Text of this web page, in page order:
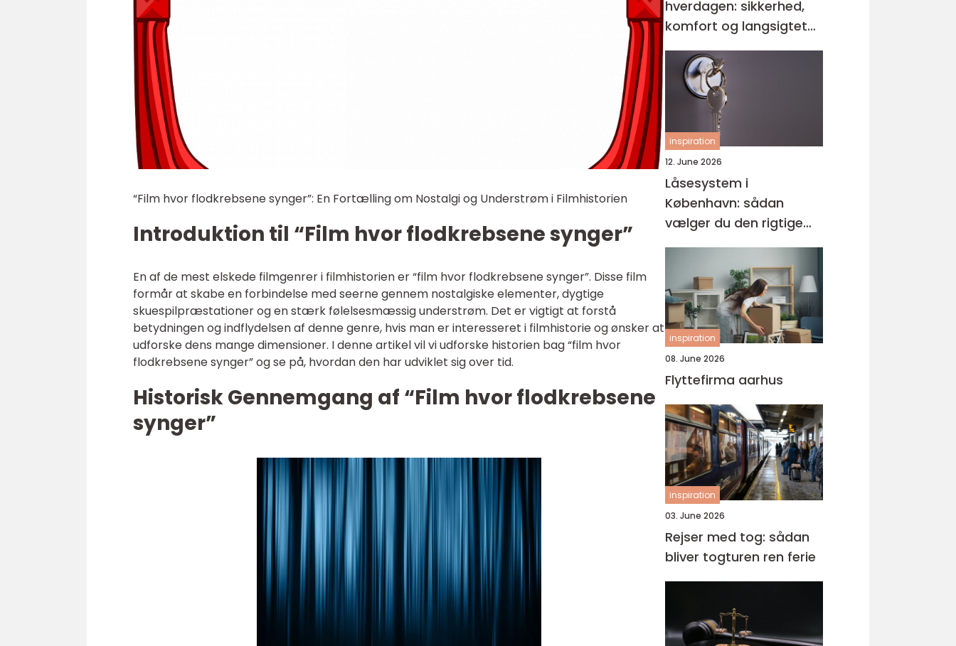
“Film hvor flodkrebsene synger”: En Fortælling om Nostalgi og Understrøm i Filmhistorien
Introduktion til “Film hvor flodkrebsene synger”
En af de mest elskede filmgenrer i filmhistorien er “film hvor flodkrebsene synger”. Disse film
formår at skabe en forbindelse med seerne gennem nostalgiske elementer, dygtige
skuespilpræstationer og en stærk følelsesmæssig understrøm. Det er vigtigt at forstå
betydningen og indflydelsen af denne genre, hvis man er interesseret i filmhistorie og ønsker at
udforske dens mange dimensioner. I denne artikel vil vi udforske historien bag “film hvor
flodkrebsene synger” og se på, hvordan den har udviklet sig over tid.
Historisk Gennemgang af “Film hvor flodkrebsene
synger”
hverdagen: sikkerhed,
komfort og langsigtet
værdi
inspiration
12. June 2026
Låsesystem i
København: sådan
vælger du den rigtige
løsning
inspiration
08. June 2026
Flyttefirma aarhus
inspiration
03. June 2026
Rejser med tog: sådan
bliver togturen ren ferie